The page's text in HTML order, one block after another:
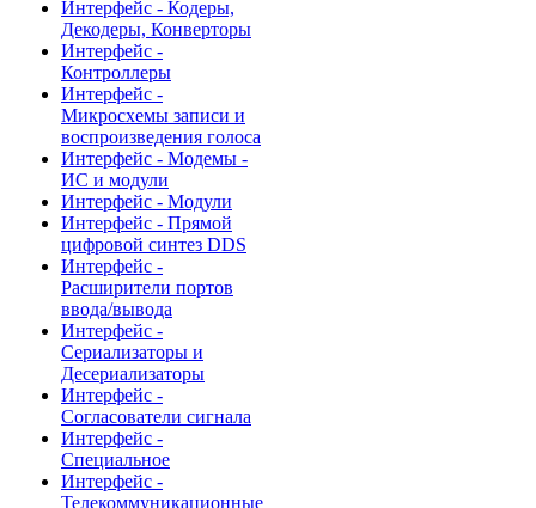
Интерфейс - Кодеры,
Декодеры, Конверторы
Интерфейс -
Контроллеры
Интерфейс -
Микросхемы записи и
воспроизведения голоса
Интерфейс - Модемы -
ИС и модули
Интерфейс - Модули
Интерфейс - Прямой
цифровой синтез DDS
Интерфейс -
Расширители портов
ввода/вывода
Интерфейс -
Сериализаторы и
Десериализаторы
Интерфейс -
Согласователи сигнала
Интерфейс -
Специальное
Интерфейс -
Телекоммуникационные